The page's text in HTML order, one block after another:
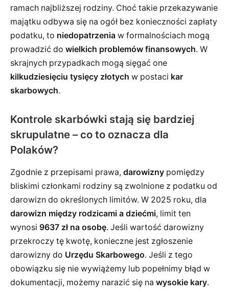
ramach najbliższej rodziny. Choć takie przekazywanie
majątku odbywa się na ogół bez konieczności zapłaty
podatku, to niedopatrzenia w formalnościach mogą
prowadzić do wielkich problemów finansowych. W
skrajnych przypadkach mogą sięgać one
kilkudziesięciu tysięcy złotych w postaci kar
skarbowych.
Kontrole skarbówki stają się bardziej
skrupulatne – co to oznacza dla
Polaków?
Zgodnie z przepisami prawa, darowizny pomiędzy
bliskimi członkami rodziny są zwolnione z podatku od
darowizn do określonych limitów. W 2025 roku, dla
darowizn między rodzicami a dziećmi, limit ten
wynosi 9637 zł na osobę. Jeśli wartość darowizny
przekroczy tę kwotę, konieczne jest zgłoszenie
darowizny do Urzędu Skarbowego. Jeśli z tego
obowiązku się nie wywiążemy lub popełnimy błąd w
dokumentacji, możemy narazić się na wysokie kary.